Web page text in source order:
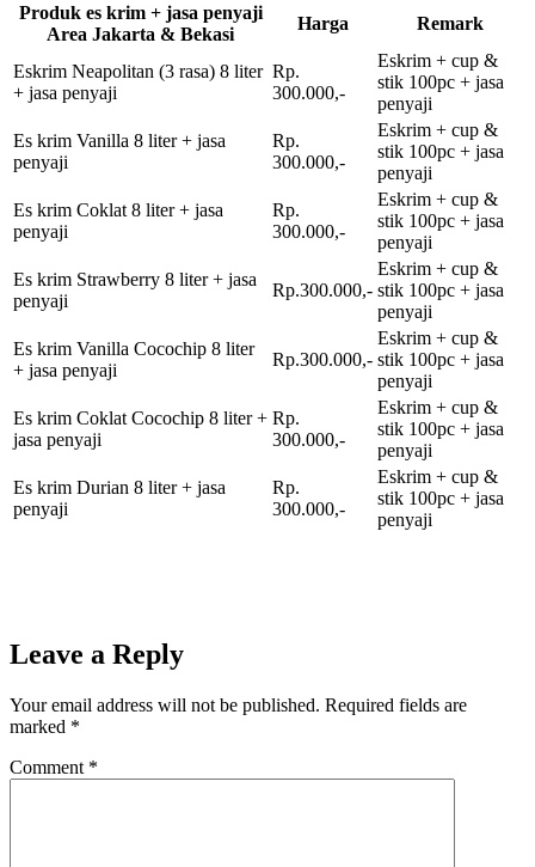
Produk es krim + jasa penyaji
Area Jakarta & Bekasi
Harga Remark
Eskrim Neapolitan (3 rasa) 8 liter
+ jasa penyaji
Rp.
300.000,-
Eskrim + cup &
stik 100pc + jasa
penyaji
Es krim Vanilla 8 liter + jasa
penyaji
Rp.
300.000,-
Eskrim + cup &
stik 100pc + jasa
penyaji
Es krim Coklat 8 liter + jasa
penyaji
Rp.
300.000,-
Eskrim + cup &
stik 100pc + jasa
penyaji
Es krim Strawberry 8 liter + jasa
penyaji
Rp.300.000,-
Eskrim + cup &
stik 100pc + jasa
penyaji
Es krim Vanilla Cocochip 8 liter
+ jasa penyaji
Rp.300.000,-
Eskrim + cup &
stik 100pc + jasa
penyaji
Es krim Coklat Cocochip 8 liter +
jasa penyaji
Rp.
300.000,-
Eskrim + cup &
stik 100pc + jasa
penyaji
Es krim Durian 8 liter + jasa
penyaji
Rp.
300.000,-
Eskrim + cup &
stik 100pc + jasa
penyaji
Leave a Reply
Your email address will not be published. Required fields are
marked *
Comment *